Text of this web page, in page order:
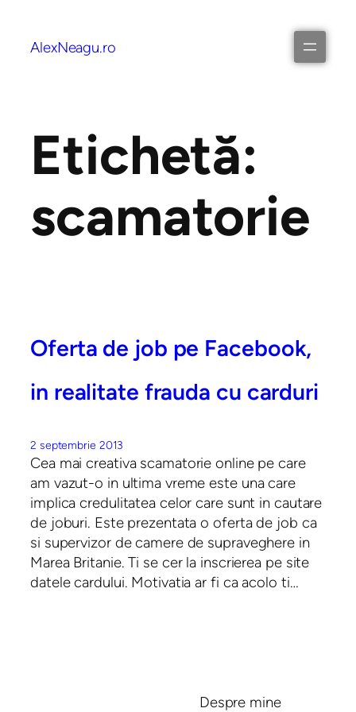
AlexNeagu.ro
Etichetă:
scamatorie
Oferta de job pe Facebook,
in realitate frauda cu carduri
2 septembrie 2013
Cea mai creativa scamatorie online pe care
am vazut-o in ultima vreme este una care
implica credulitatea celor care sunt in cautare
de joburi. Este prezentata o oferta de job ca
si supervizor de camere de supraveghere in
Marea Britanie. Ti se cer la inscrierea pe site
datele cardului. Motivatia ar fi ca acolo ti…
Despre mine